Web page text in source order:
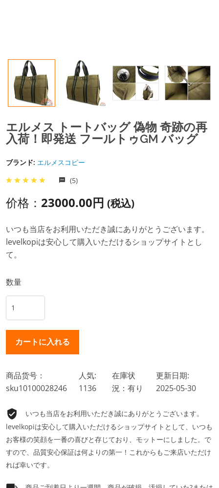
エルメス トートバッグ 偽物 奇跡の再
入荷！即発送 フールトゥGM バッグ
ブランド: エルメスコピー
(5)
价格： 23000.00円 (税込)
いつも当店をお利用いただき誠にありがとうございます。
levelkopiは安心して購入いただけるショップサイトとし
て。
数量
商品货号：
sku10100028246
人気:
1136
在庫状
況：有り
更新日期:
2025-05-30
いつも当店をお利用いただき誠にありがとうございます。
levelkopiは安心して購入いただけるショップサイトとして、いつも
お客様の笑顔を一番の喜びと存じており、モットーにしました。で
すので、品質安心保証は何よりの第一！これからもご来店いただけ
れば幸いです。